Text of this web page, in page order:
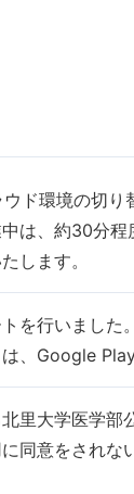
ド環境の切
は、約30分
します。
を行いまし
、Google
里大学医学部
同意をされな